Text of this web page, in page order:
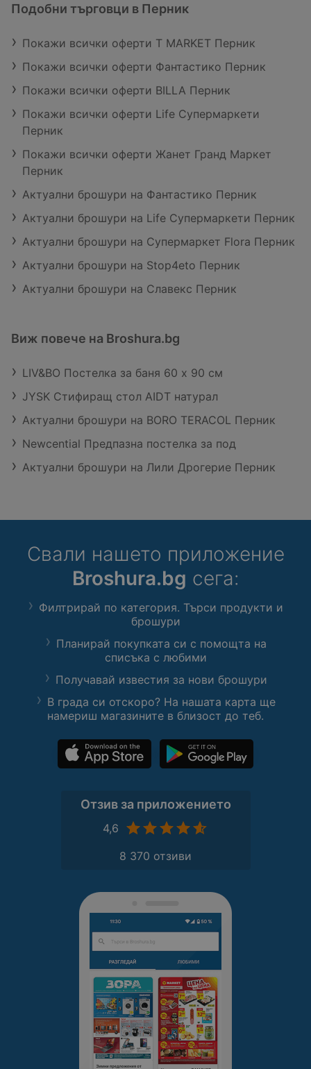
Подобни търговци в Перник
Покажи всички оферти T MARKET Перник
Покажи всички оферти Фантастико Перник
Покажи всички оферти BILLA Перник
Покажи всички оферти Life Супермаркети
Перник
Покажи всички оферти Жанет Гранд Маркет
Перник
Актуални брошури на Фантастико Перник
Актуални брошури на Life Супермаркети Перник
Актуални брошури на Супермаркет Flora Перник
Актуални брошури на Stop4eto Перник
Актуални брошури на Славекс Перник
Виж повече на Broshura.bg
LIV&BO Постелка за баня 60 x 90 см
JYSK Стифиращ стол AIDT натурал
Актуални брошури на BORO TERACOL Перник
Newcential Предпазна постелка за под
Актуални брошури на Лили Дрогерие Перник
Свали нашето приложение
Broshura.bg сега:
Филтрирай по категория. Търси продукти и
брошури
Планирай покупката си с помощта на
списъка с любими
Получавай известия за нови брошури
В града си отскоро? На нашата карта ще
намериш магазините в близост до теб.
Отзив за приложението
4,6
8 370 отзиви